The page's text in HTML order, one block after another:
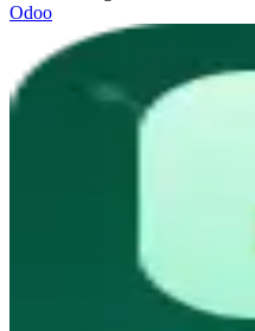
Odoo